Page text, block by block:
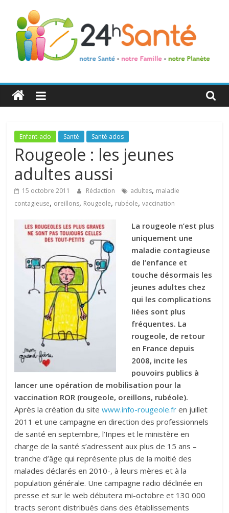
24h
Santé
La
santé
toute
famille
Enfant-ado Santé Santé ados
Rougeole : les jeunes
adultes aussi
15 octobre 2011 Rédaction adultes, maladie
contagieuse, oreillons, Rougeole, rubéole,vaccination
La rougeole n’est plus
uniquement une
maladie contagieuse
de l’enfance et
touche désormais les
jeunes adultes chez
qui les complications
liées sont plus
fréquentes. La
rougeole, de retour
en France depuis
2008, incite les
pouvoirs publics à
lancer une opération de mobilisation pour la
vaccination ROR (rougeole, oreillons, rubéole).
Après la création du sitewww.info-rougeole.fr en juillet
2011 et une campagne en direction des professionnels
de santé en septembre, l’Inpes et le ministère en
charge de la santé s’adressent aux plus de 15 ans –
tranche d’âge qui représente plus de la moitié des
malades déclarés en 2010-, à leurs mères et à la
population générale. Une campagne radio déclinée en
presse et sur le web débutera mi-octobre et 130 000
tracts seront distribués dans des établissements